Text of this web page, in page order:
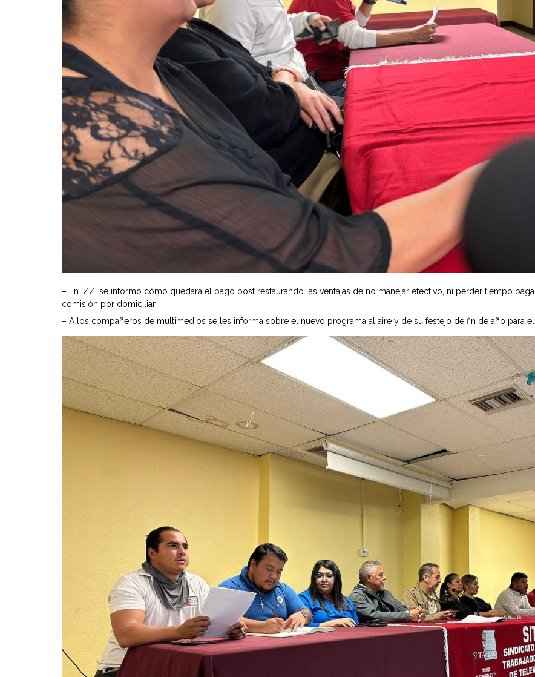
– En IZZI se informó cómo quedará el pago post restaurando las ventajas de no manejar efectivo, ni perder tiempo
comisión por domiciliar.
– A los compañeros de multimedios se les informa sobre el nuevo programa al aire y de su festejo de fin de año para